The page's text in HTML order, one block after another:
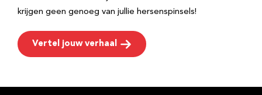
krijgen geen genoeg van jullie hersenspinsels!
Vertel jouw verhaal